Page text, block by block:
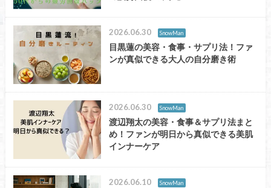
2026.06.30 SnowMan
目黒蓮の美容・食事・サプリ法！ファ
ンが真似できる大人の自分磨き術
2026.06.30 SnowMan
渡辺翔太の美容・食事＆サプリ法まと
め！ファンが明日から真似できる美肌
インナーケア
2026.06.10 SnowMan